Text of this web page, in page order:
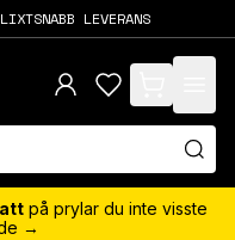
LEVERANS
items in cart,
på prylar du inte visste
→